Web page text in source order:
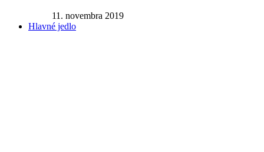
11. novembra 2019
Hlavné jedlo